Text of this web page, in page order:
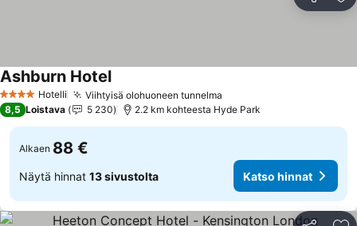
4 Tähtiluokitus
Hotelli Viihtyisä olohuoneen tunnelma
Ashburn Hotel
8,5 Loistava 5 230 2.2 km kohteesta Hyde Park
Alkaen 88 €
Näytä hinnat 13 sivustolta Katso hinnat